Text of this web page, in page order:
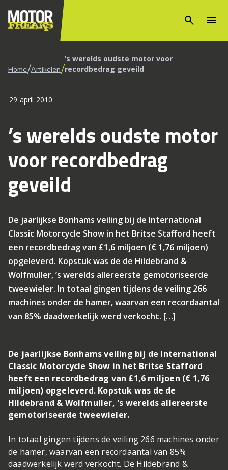
search menu
Home/Artikelen/’s werelds oudste motor voor
recordbedrag geveild
29 april 2010
’s werelds oudste motor
voor recordbedrag
geveild
De jaarlijkse Bonhams veiling bij de International
Classic Motorcycle Show in het Britse Stafford heeft
een recordbedrag van £1,6 miljoen (€ 1,76 miljoen)
opgeleverd. Kopstuk was de de Hildebrand &
Wolfmuller, ’s werelds allereerste gemotoriseerde
tweewieler. In totaal gingen tijdens de veiling 266
machines onder de hamer, waarvan een recordaantal
van 85% daadwerkelijk werd verkocht. […]
De jaarlijkse Bonhams veiling bij de International
Classic Motorcycle Show in het Britse Stafford
heeft een recordbedrag van £1,6 miljoen (€ 1,76
miljoen) opgeleverd. Kopstuk was de de
Hildebrand & Wolfmuller, 's werelds allereerste
gemotoriseerde tweewieler.
In totaal gingen tijdens de veiling 266 machines onder
de hamer, waarvan een recordaantal van 85%
daadwerkelijk werd verkocht. De Hildebrand &